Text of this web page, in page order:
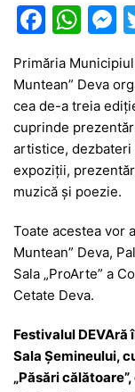
F
a
c
e
b
o
o
k
W
at
s
A
p
p
e
s
s
e
n
g
Primăria
Muntean” Deva
cea de-a treia
cuprinde
artistice,
expoziții,
muzică și poezie.
Toate acestea vor
Muntean” Deva,
Sala „ProArte” a
Cetate Deva.
Festivalul DEVAră
Sala Șemineului,
„Păsări